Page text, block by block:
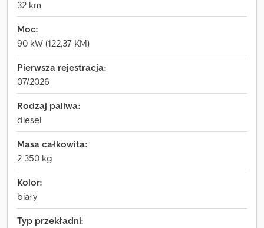
32 km
Moc:
90 kW (122,37 KM)
Pierwsza rejestracja:
07/2026
Rodzaj paliwa:
diesel
Masa całkowita:
2 350 kg
Kolor:
biały
Typ przekładni: